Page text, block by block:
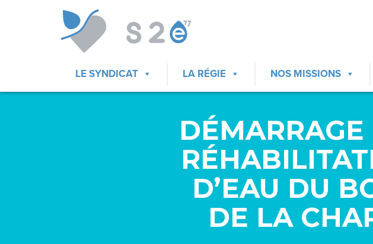
LE SYNDICAT LA RÉGIE NOS MISSIONS
D’EAU DU
DE LA